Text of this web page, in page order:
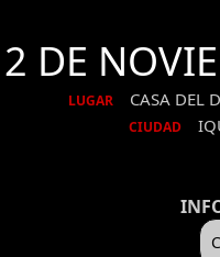
2 DE
LUGAR CASA DEL
CIUDAD